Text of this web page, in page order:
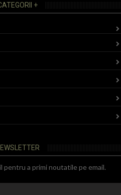
+
pentru a primi noutatile pe email.